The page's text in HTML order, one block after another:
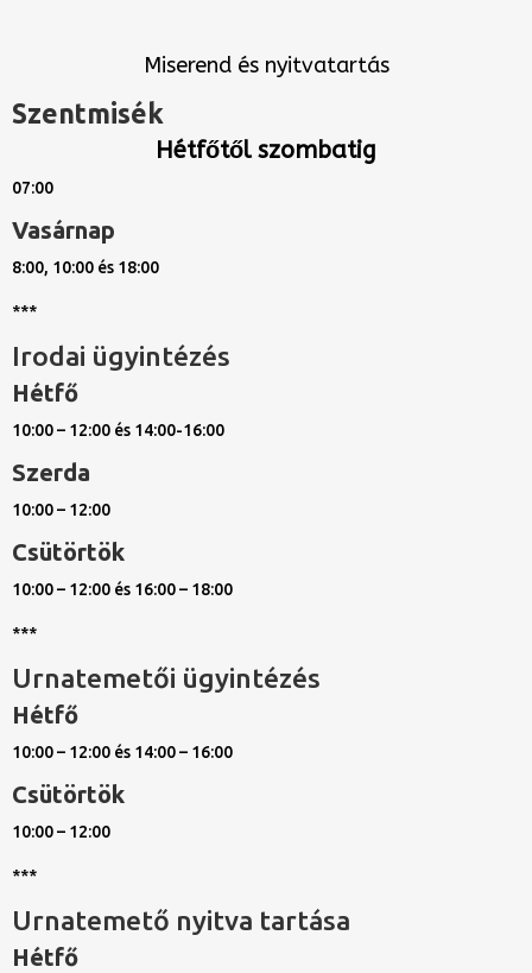
Miserend és nyitvatartás
Szentmisék
Hétfőtől szombatig
07:00
Vasárnap
8:00, 10:00 és 18:00
***
Irodai ügyintézés
Hétfő
10:00 – 12:00 és 14:00-16:00
Szerda
10:00 – 12:00
Csütörtök
10:00 – 12:00 és 16:00 – 18:00
***
Urnatemetői ügyintézés
Hétfő
10:00 – 12:00 és 14:00 – 16:00
Csütörtök
10:00 – 12:00
***
Urnatemető nyitva tartása
Hétfő